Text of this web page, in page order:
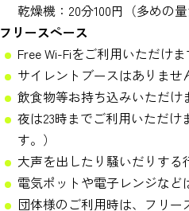
乾燥機：20分100円（多めの
フリースペース
Free Wi-Fiをご利用いただけま
サイレントブースはありませ
飲食物等お持ち込みいただけ
夜は23時までご利用いただ
す。）
大声を出したり騒いだりする
電気ポットや電子レンジなど
団体様のご利用時は、フリー